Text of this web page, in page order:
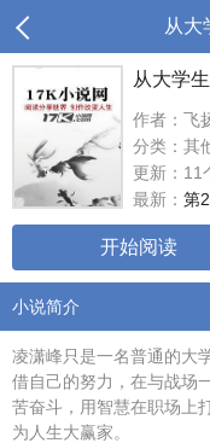
从大
从大学
作者：飞
分类：其
更新：11
最新： 第
开始阅读
小说简介
凌潇峰只是一名普通的大
借自己的努力，在与战场
苦奋斗，用智慧在职场上
为人生大赢家。